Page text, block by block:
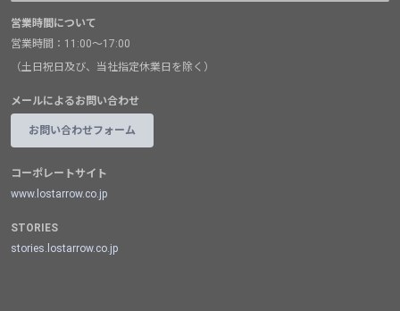
営業時間について
営業時間：11:00～17:00
（土日祝日及び、当社指定休業日を除く）
メールによるお問い合わせ
お問い合わせフォーム
コーポレートサイト
www.lostarrow.co.jp
STORIES
stories.lostarrow.co.jp